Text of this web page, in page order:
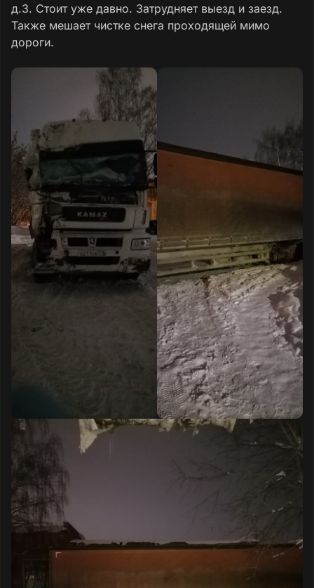
д.3. Стоит уже давно. Затрудняет выезд и заезд.
Также мешает чистке снега проходящей мимо
дороги.